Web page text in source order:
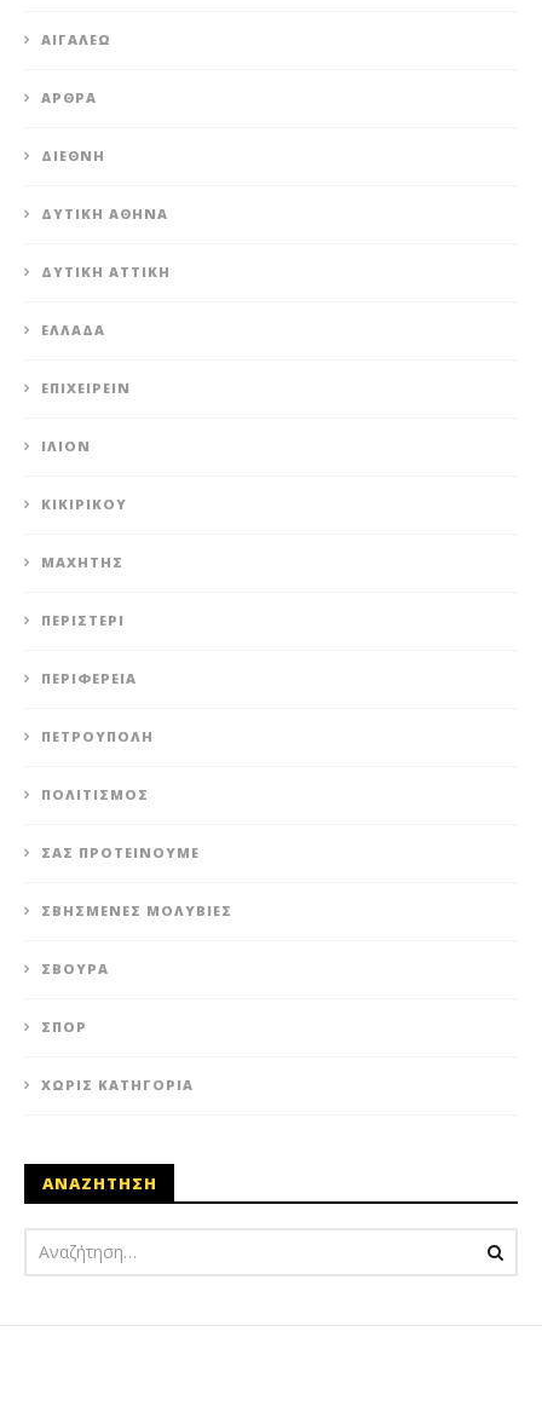
ΑΙΓΆΛΕΩ
ΆΡΘΡΑ
ΔΙΕΘΝΉ
ΔΥΤΙΚΉ ΑΘΉΝΑ
ΔΥΤΙΚΉ ΑΤΤΙΚΉ
ΕΛΛΆΔΑ
ΕΠΙΧΕΙΡΕΊΝ
ΊΛΙΟΝ
ΚΙΚΙΡΙΚΟΥ
ΜΑΧΗΤΗΣ
ΠΕΡΙΣΤΈΡΙ
ΠΕΡΙΦΈΡΕΙΑ
ΠΕΤΡΟΎΠΟΛΗ
ΠΟΛΙΤΙΣΜΌΣ
ΣΑΣ ΠΡΟΤΕΊΝΟΥΜΕ
ΣΒΗΣΜΈΝΕΣ ΜΟΛΥΒΙΈΣ
ΣΒΟΎΡΑ
ΣΠΟΡ
ΧΩΡΊΣ ΚΑΤΗΓΟΡΊΑ
ΑΝΑΖΗΤΗΣΗ